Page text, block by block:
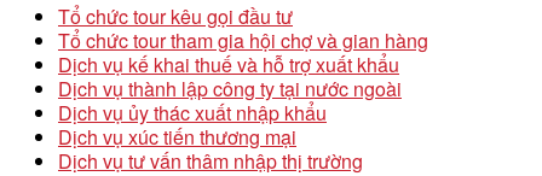
Tổ chức tour kêu gọi đầu tư
Tổ chức tour tham gia hội chợ và gian hàng
Dịch vụ kế khai thuế và hỗ trợ xuất khẩu
Dịch vụ thành lập công ty tại nước ngoài
Dịch vụ ủy thác xuất nhập khẩu
Dịch vụ xúc tiến thương mại
Dịch vụ tư vấn thâm nhập thị trường